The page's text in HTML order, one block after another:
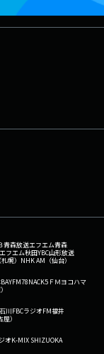
青森放送エフエム青森
エフエム秋田YBC山形放送
幌） NHK AM（仙台）
BAYFM78NACK5 ＦＭヨコハマ
川FBCラジオFM福井
）
オK-MIX SHIZUOKA